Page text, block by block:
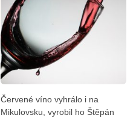
Červené víno vyhrálo i na
Mikulovsku, vyrobil ho Štěpán